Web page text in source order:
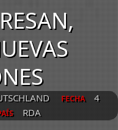
FECHA
4
RDA